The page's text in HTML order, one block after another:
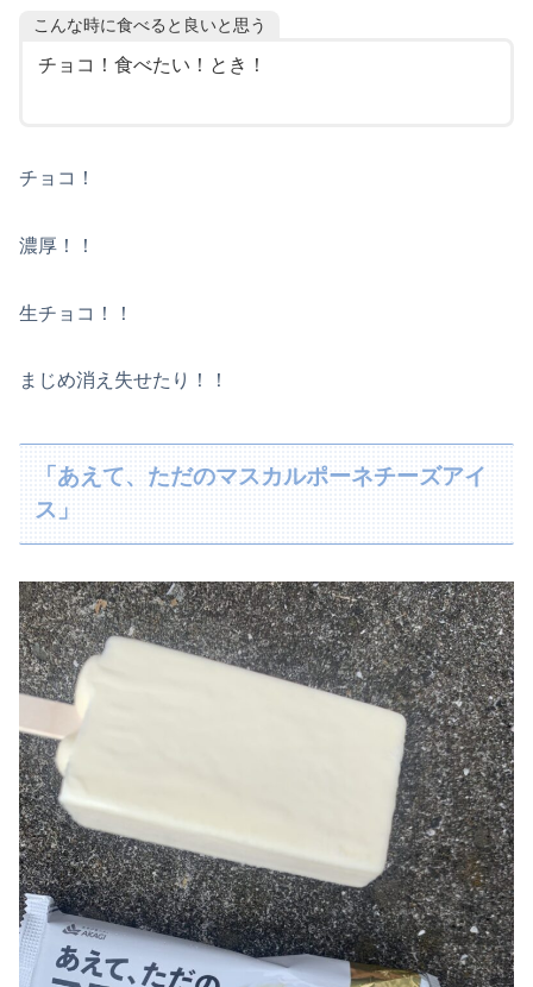
こんな時に食べると良いと思う
チョコ！食べたい！とき！
チョコ！
濃厚！！
生チョコ！！
まじめ消え失せたり！！
「あえて、ただのマスカルポーネチーズアイ
ス」